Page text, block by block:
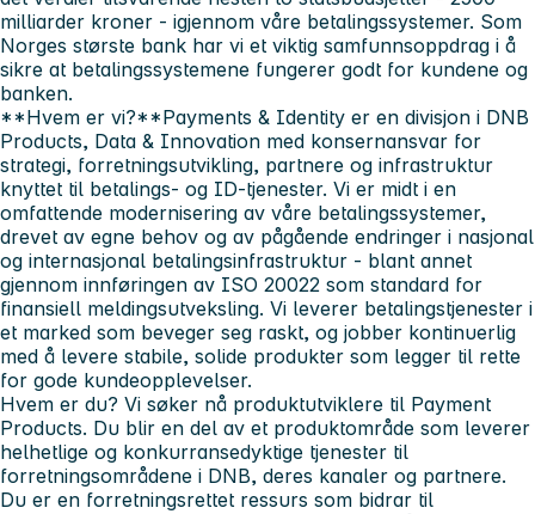
milliarder kroner - igjennom våre betalingssystemer. Som
Norges største bank har vi et viktig samfunnsoppdrag i å
sikre at betalingssystemene fungerer godt for kundene og
banken.
**Hvem er vi?**Payments & Identity er en divisjon i DNB
Products, Data & Innovation med konsernansvar for
strategi, forretningsutvikling, partnere og infrastruktur
knyttet til betalings- og ID-tjenester. Vi er midt i en
omfattende modernisering av våre betalingssystemer,
drevet av egne behov og av pågående endringer i nasjonal
og internasjonal betalingsinfrastruktur - blant annet
gjennom innføringen av ISO 20022 som standard for
finansiell meldingsutveksling. Vi leverer betalingstjenester i
et marked som beveger seg raskt, og jobber kontinuerlig
med å levere stabile, solide produkter som legger til rette
for gode kundeopplevelser.
Hvem er du? Vi søker nå produktutviklere til Payment
Products. Du blir en del av et produktområde som leverer
helhetlige og konkurransedyktige tjenester til
forretningsområdene i DNB, deres kanaler og partnere.
Du er en forretningsrettet ressurs som bidrar til